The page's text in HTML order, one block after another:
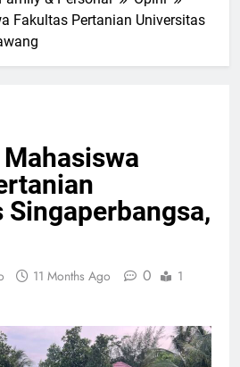
Fakultas Pertanian Universitas
11 Months Ago 0
1